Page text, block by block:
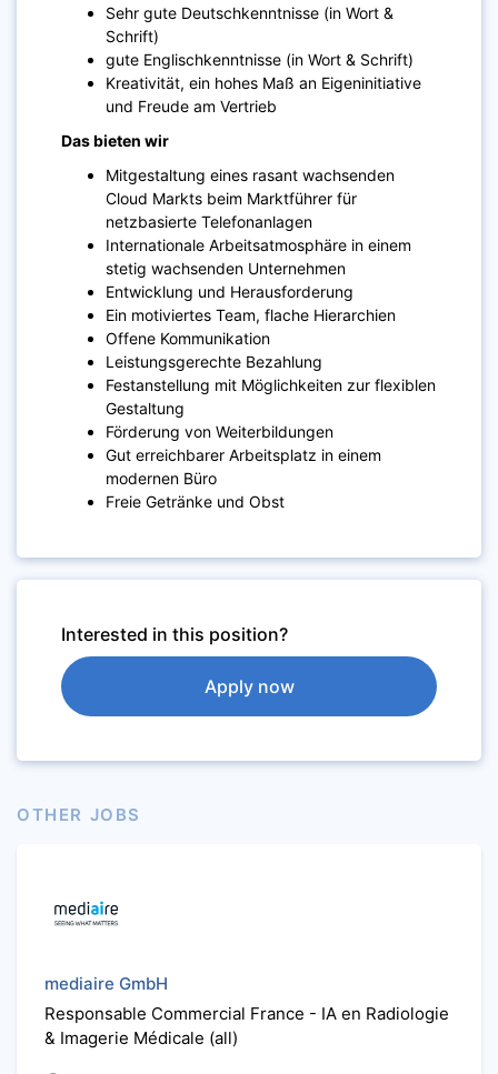
Sehr gute Deutschkenntnisse (in Wort &
Schrift)
gute Englischkenntnisse (in Wort & Schrift)
Kreativität, ein hohes Maß an Eigeninitiative
und Freude am Vertrieb
Das bieten wir
Mitgestaltung eines rasant wachsenden
Cloud Markts beim Marktführer für
netzbasierte Telefonanlagen
Internationale Arbeitsatmosphäre in einem
stetig wachsenden Unternehmen
Entwicklung und Herausforderung
Ein motiviertes Team, flache Hierarchien
Offene Kommunikation
Leistungsgerechte Bezahlung
Festanstellung mit Möglichkeiten zur flexiblen
Gestaltung
Förderung von Weiterbildungen
Gut erreichbarer Arbeitsplatz in einem
modernen Büro
Freie Getränke und Obst
Interested in this position?
Apply now
OTHER JOBS
mediaire GmbH
Responsable Commercial France - IA en Radiologie
& Imagerie Médicale (all)